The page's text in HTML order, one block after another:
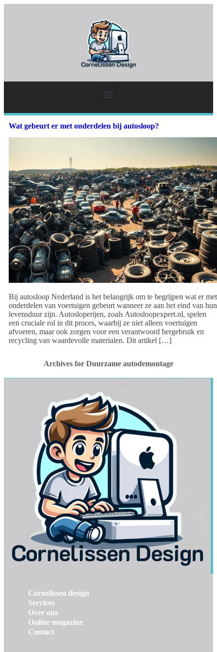
Wat gebeurt er met onderdelen bij autosloop?
Bij autosloop Nederland is het belangrijk om te begrijpen wat er met
onderdelen van voertuigen gebeurt wanneer ze aan het eind van hun
levensduur zijn. Autosloperijen, zoals Autosloopexpert.nl, spelen
een cruciale rol in dit proces, waarbij ze niet alleen voertuigen
afvoeren, maar ook zorgen voor een verantwoord hergebruik en
recycling van waardevolle materialen. Dit artikel […]
Archives for Duurzame autodemontage
Cornelissen design
Services
Over ons
Online magazine
Contact